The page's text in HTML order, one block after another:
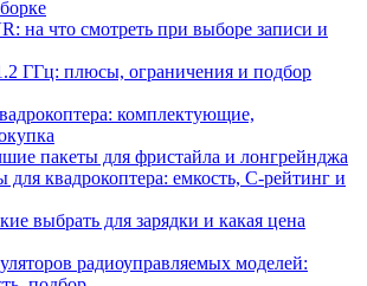
на что смотреть при выборе записи и
ГГц: плюсы, ограничения и подбор
комплектующие,
пакеты для фристайла и лонгрейнджа
для квадрокоптера: емкость, C-рейтинг и
выбрать для зарядки и какая цена
радиоуправляемых моделей: